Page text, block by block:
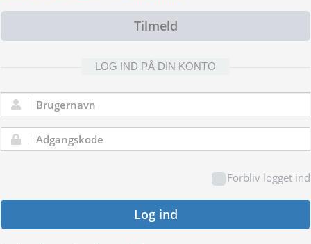
Tilmeld
LOG IND PÅ DIN KONTO
Brugernavn:
Adgangskode:
Forbliv logget ind
Log ind